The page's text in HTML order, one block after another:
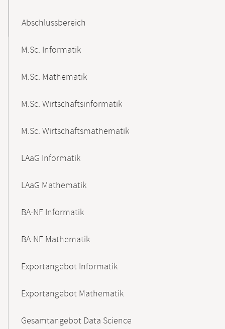
Abschlussbereich
M.Sc. Informatik
M.Sc. Mathematik
M.Sc. Wirtschaftsinformatik
M.Sc. Wirtschaftsmathematik
LAaG Informatik
LAaG Mathematik
BA-NF Informatik
BA-NF Mathematik
Exportangebot Informatik
Exportangebot Mathematik
Gesamtangebot Data Science